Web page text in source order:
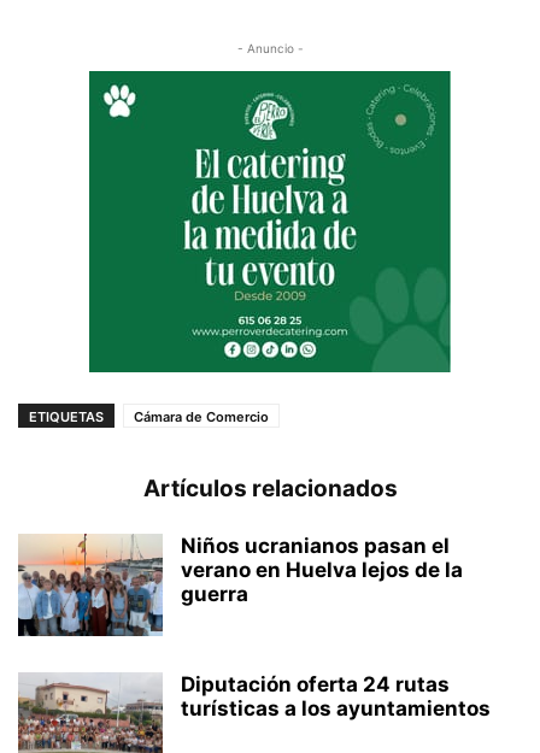
- Anuncio -
ETIQUETAS Cámara de Comercio
Artículos relacionados
Niños ucranianos pasan el
verano en Huelva lejos de la
guerra
Diputación oferta 24 rutas
turísticas a los ayuntamientos